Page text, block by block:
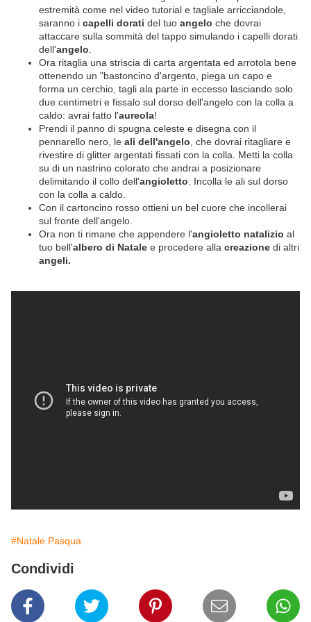
estremità come nel video tutorial e tagliale arricciandole,
saranno i capelli dorati del tuo angelo che dovrai
attaccare sulla sommità del tappo simulando i capelli dorati
dell'angelo
Ora ritaglia una striscia di carta argentata ed arrotola bene
ottenendo un "bastoncino d'argento, piega un capo e
forma un cerchio, tagli ala parte in eccesso lasciando solo
due centimetri e fissalo sul dorso dell'angelo con la colla a
caldo: avrai fatto l'aureola!
Prendi il panno di spugna celeste e disegna con il
pennarello nero, le ali dell'angelo , che dovrai ritagliare e
rivestire di glitter argentati fissati con la colla. Metti la colla
su di un nastrino colorato che andrai a posizionare
delimitando il collo dell'angioletto . Incolla le ali sul dorso
con la colla a caldo.
Con il cartoncino rosso ottieni un bel cuore che incollerai
sul fronte dell'angelo.
Ora non ti rimane che appendere l'angioletto natalizio al
tuo bell'albero di Natale e procedere alla creazione di altri
angeli.
#Natale Pasqua
Condividi